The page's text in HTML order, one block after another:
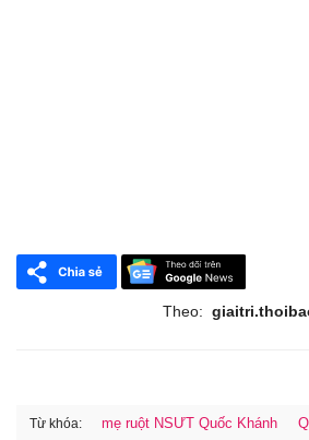
Theo:
Từ khóa: mẹ ruột NSƯT Quốc Khánh